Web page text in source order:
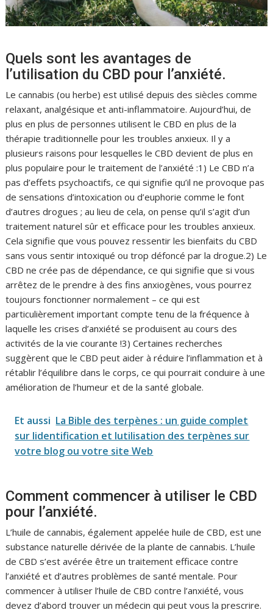
Quels sont les avantages de
l’utilisation du CBD pour l’anxiété.
Le cannabis (ou herbe) est utilisé depuis des siècles comme
relaxant, analgésique et anti-inflammatoire. Aujourd’hui, de
plus en plus de personnes utilisent le CBD en plus de la
thérapie traditionnelle pour les troubles anxieux. Il y a
plusieurs raisons pour lesquelles le CBD devient de plus en
plus populaire pour le traitement de l’anxiété :1) Le CBD n’a
pas d’effets psychoactifs, ce qui signifie qu’il ne provoque pas
de sensations d’intoxication ou d’euphorie comme le font
d’autres drogues ; au lieu de cela, on pense qu’il s’agit d’un
traitement naturel sûr et efficace pour les troubles anxieux.
Cela signifie que vous pouvez ressentir les bienfaits du CBD
sans vous sentir intoxiqué ou trop défoncé par la drogue.2) Le
CBD ne crée pas de dépendance, ce qui signifie que si vous
arrêtez de le prendre à des fins anxiogènes, vous pourrez
toujours fonctionner normalement – ce qui est
particulièrement important compte tenu de la fréquence à
laquelle les crises d’anxiété se produisent au cours des
activités de la vie courante !3) Certaines recherches
suggèrent que le CBD peut aider à réduire l’inflammation et à
rétablir l’équilibre dans le corps, ce qui pourrait conduire à une
amélioration de l’humeur et de la santé globale.
Et aussi La Bible des terpènes : un guide complet
sur lidentification et lutilisation des terpènes sur
votre blog ou votre site Web
Comment commencer à utiliser le CBD
pour l’anxiété.
L’huile de cannabis, également appelée huile de CBD, est une
substance naturelle dérivée de la plante de cannabis. L’huile
de CBD s’est avérée être un traitement efficace contre
l’anxiété et d’autres problèmes de santé mentale. Pour
commencer à utiliser l’huile de CBD contre l’anxiété, vous
devez d’abord trouver un médecin qui peut vous la prescrire.